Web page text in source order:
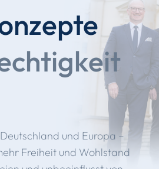
und Europa –
Freiheit und Wohlstand